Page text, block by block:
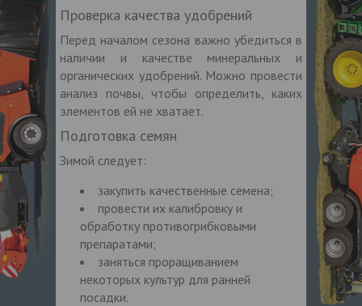
Проверка качества удобрений
Перед началом сезона важно убедиться в
наличии и качестве минеральных и
органических удобрений. Можно провести
анализ почвы, чтобы определить, каких
элементов ей не хватает.
Подготовка семян
Зимой следует:
закупить качественные семена;
провести их калибровку и
обработку противогрибковыми
препаратами;
заняться проращиванием
некоторых культур для ранней
посадки.